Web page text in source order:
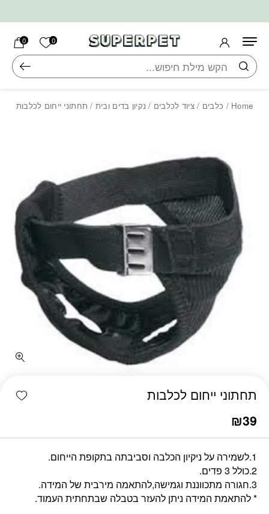
0 הרשימה
0
חיפוש
Home
/ כלבים / ציוד לכלבים / נקיון בדים ובית / תחתוני ייחום לכלבות
תחתוני ייחום לכלבות
₪39
1.לשמירה על ניקיון הכלבה וסביבתה בתקופת הייחום.
2.כולל 3 פדים.
3.חגורה מתכווננת וגמישה,להתאמה מירבית של המידה.
* להתאמת המידה ניתן להעזר בטבלה שבתחתית העמוד.